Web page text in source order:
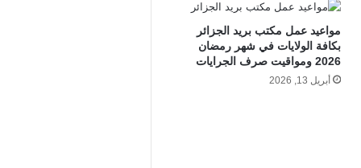
مواعيد عمل مكتب بريد الجزائر
بكافة الولايات في شهر رمضان
2026 ومواقيت صرف الجرايات
أبريل 13, 2026